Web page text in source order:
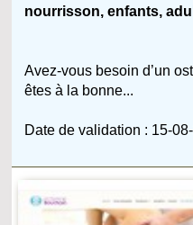
nourrisson, enfants,
Avez-vous besoin d’un
êtes à la bonne...
Date de validation : 15-